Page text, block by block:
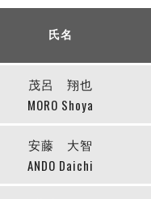
イフ生命Ｆ２リーグ
ング｜ゴール
マーレ
ス長野
ーシャンズ
カー大阪
レット北九州
イフ生命Ｆ２リーグ
戦マナー&ルール
録 ARCHIVE
合記録
ン2 試合記録
ップ 試合記録
クト PROJECT
氏名
茂呂 翔也
MORO Shoya
安藤 大智
ANDO Daichi